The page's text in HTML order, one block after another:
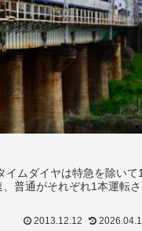
イムダイヤは特急を除いて
普通がそれぞれ1本運転さ
2013.12.12